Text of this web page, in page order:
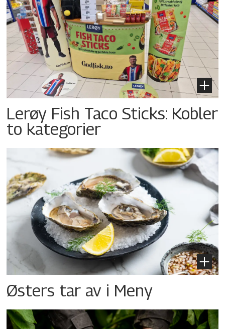
Lerøy Fish Taco Sticks: Kobler
to kategorier
Østers tar av i Meny